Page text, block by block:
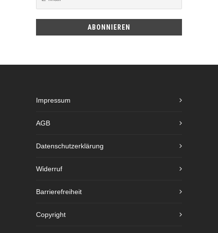
Impressum
AGB
Datenschutzerklärung
Widerruf
Barrierefreiheit
Copyright